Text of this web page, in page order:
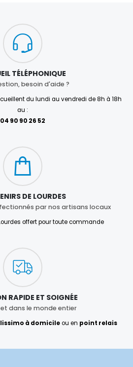
TÉLÉPHONIQUE
besoin d'aide ?
du lundi au vendredi de 8h à 18h
au :
04 90 90 26 52
DE LOURDES
par nos artisans locaux
offert pour toute commande
RAPIDE ET SOIGNÉE
et dans le monde entier
à domicileou en point relais